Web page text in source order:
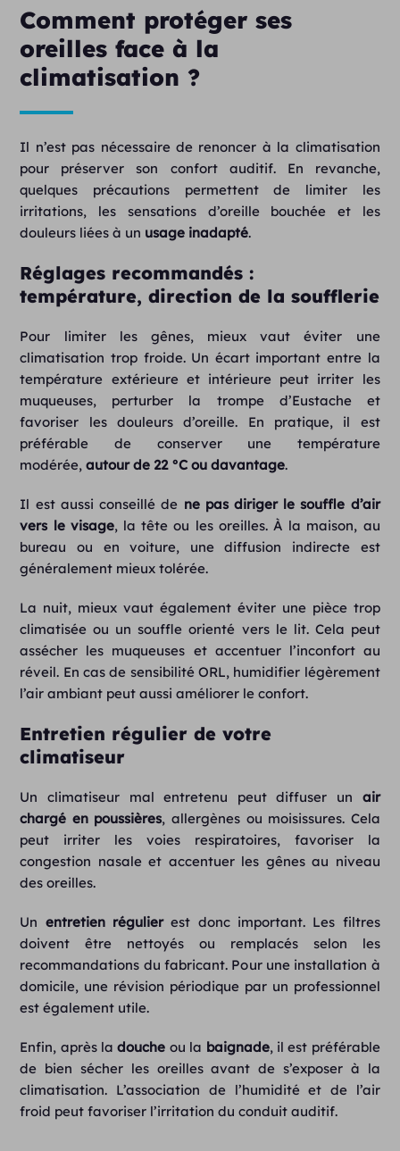
Comment protéger ses
oreilles face à la
climatisation ?
Il n’est pas nécessaire de renoncer à la climatisation
pour préserver son confort auditif. En revanche,
quelques précautions permettent de limiter les
irritations, les sensations d’oreille bouchée et les
douleurs liées à un usage inadapté.
Réglages recommandés :
température, direction de la soufflerie
Pour limiter les gênes, mieux vaut éviter une
climatisation trop froide. Un écart important entre la
température extérieure et intérieure peut irriter les
muqueuses, perturber la trompe d’Eustache et
favoriser les douleurs d’oreille. En pratique, il est
préférable de conserver une température
modérée,autour de 22 °C ou davantage.
Il est aussi conseillé de ne pas diriger le souffle d’air
vers le visage, la tête ou les oreilles. À la maison, au
bureau ou en voiture, une diffusion indirecte est
généralement mieux tolérée.
La nuit, mieux vaut également éviter une pièce trop
climatisée ou un souffle orienté vers le lit. Cela peut
assécher les muqueuses et accentuer l’inconfort au
réveil. En cas de sensibilité ORL, humidifier légèrement
l’air ambiant peut aussi améliorer le confort.
Entretien régulier de votre
climatiseur
Un climatiseur mal entretenu peut diffuser un air
chargé en poussières, allergènes ou moisissures. Cela
peut irriter les voies respiratoires, favoriser la
congestion nasale et accentuer les gênes au niveau
des oreilles.
Un entretien régulierest donc important. Les filtres
doivent être nettoyés ou remplacés selon les
recommandations du fabricant. Pour une installation à
domicile, une révision périodique par un professionnel
est également utile.
Enfin, après ladouche ou la baignade, il est préférable
de bien sécher les oreilles avant de s’exposer à la
climatisation. L’association de l’humidité et de l’air
froid peut favoriser l’irritation du conduit auditif.